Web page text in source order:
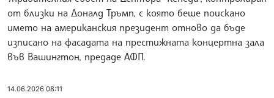
от близки на Доналд Тръмп, с която беше поискано
името на американския президент отново да бъде
изписано на фасадата на престижната концертна зала
във Вашингтон, предаде АФП.
14.06.2026 08:11